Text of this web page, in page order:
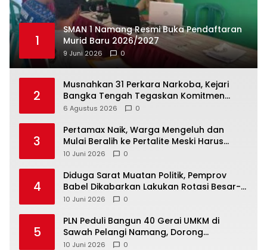
1
SMAN 1 Namang Resmi Buka Pendaftaran
Murid Baru 2026/2027
9 Juni 2026 0
2
Musnahkan 31 Perkara Narkoba, Kejari
Bangka Tengah Tegaskan Komitmen
Berantas Kejahatan Hingga Tuntas
6 Agustus 2026 0
3
‎Pertamax Naik, Warga Mengeluh dan
Mulai Beralih ke Pertalite Meski Harus
10 Juni 2026 0
4
‎Diduga Sarat Muatan Politik, Pemprov
Babel Dikabarkan Lakukan Rotasi Besar-
10 Juni 2026 0
5
‎PLN Peduli Bangun 40 Gerai UMKM di
Sawah Pelangi Namang, Dorong
10 Juni 2026 0